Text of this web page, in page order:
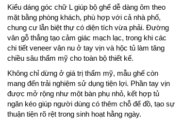
Kiểu dáng góc chữ L giúp bộ ghế dễ dàng ôm theo
mặt bằng phòng khách, phù hợp với cả nhà phố,
chung cư lẫn biệt thự có diện tích vừa phải. Đường
vân gỗ thẳng tạo cảm giác mạch lạc, trong khi các
chi tiết veneer vân nu ở tay vịn và hộc tủ làm tăng
chiều sâu thẩm mỹ cho toàn bộ thiết kế.
Không chỉ dừng ở giá trị thẩm mỹ, mẫu ghế còn
mang đến trải nghiệm sử dụng tiện lợi. Phần tay vịn
được mở rộng như một bàn phụ nhỏ, kết hợp tủ
ngăn kéo giúp người dùng có thêm chỗ để đồ, tạo sự
thuận tiện rõ rệt trong sinh hoạt hằng ngày.